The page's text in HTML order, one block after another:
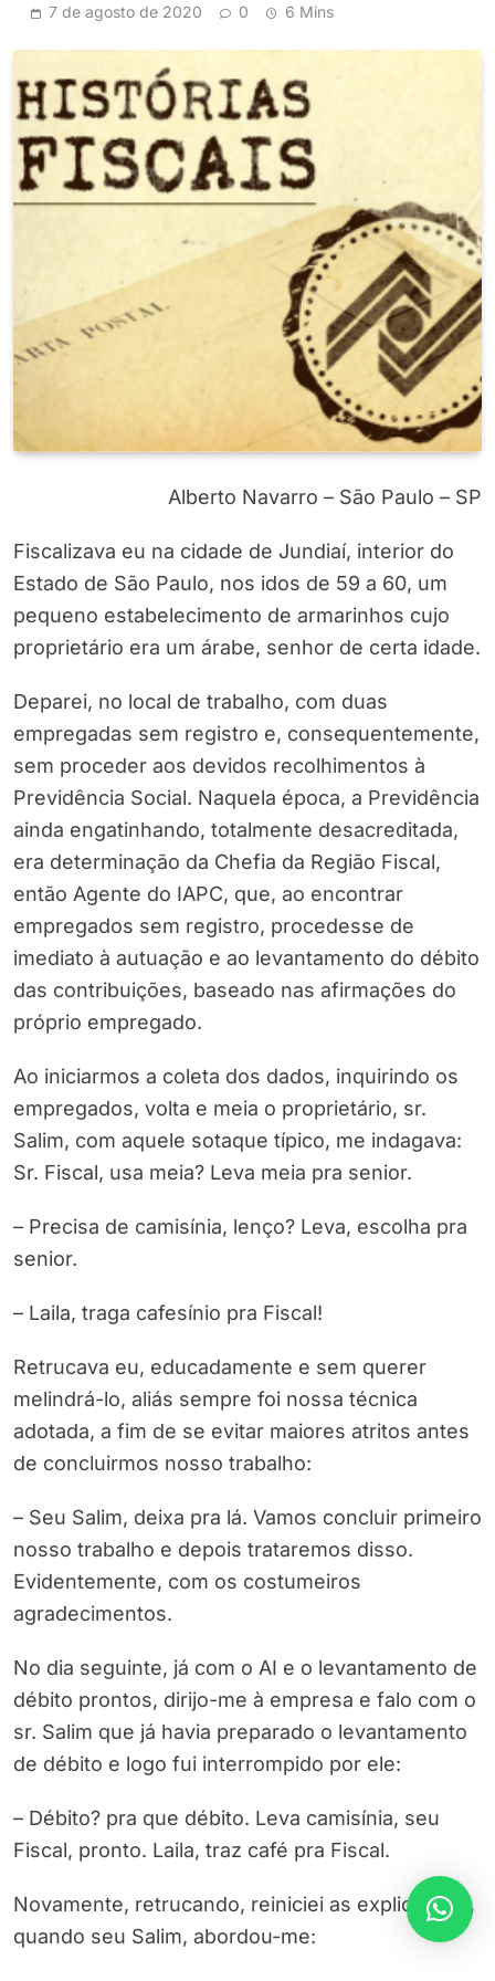
7 de agosto de 2020 0 6 Mins
Alberto Navarro – São Paulo – SP
Fiscalizava eu na cidade de Jundiaí, interior do
Estado de São Paulo, nos idos de 59 a 60, um
pequeno estabelecimento de armarinhos cujo
proprietário era um árabe, senhor de certa idade.
Deparei, no local de trabalho, com duas
empregadas sem registro e, consequentemente,
sem proceder aos devidos recolhimentos à
Previdência Social. Naquela época, a Previdência
ainda engatinhando, totalmente desacreditada,
era determinação da Chefia da Região Fiscal,
então Agente do IAPC, que, ao encontrar
empregados sem registro, procedesse de
imediato à autuação e ao levantamento do débito
das contribuições, baseado nas afirmações do
próprio empregado.
Ao iniciarmos a coleta dos dados, inquirindo os
empregados, volta e meia o proprietário, sr.
Salim, com aquele sotaque típico, me indagava:
Sr. Fiscal, usa meia? Leva meia pra senior.
– Precisa de camisínia, lenço? Leva, escolha pra
senior.
– Laila, traga cafesínio pra Fiscal!
Retrucava eu, educadamente e sem querer
melindrá-lo, aliás sempre foi nossa técnica
adotada, a fim de se evitar maiores atritos antes
de concluirmos nosso trabalho:
– Seu Salim, deixa pra lá. Vamos concluir primeiro
nosso trabalho e depois trataremos disso.
Evidentemente, com os costumeiros
agradecimentos.
No dia seguinte, já com o AI e o levantamento de
débito prontos, dirijo-me à empresa e falo com o
sr. Salim que já havia preparado o levantamento
de débito e logo fui interrompido por ele:
– Débito? pra que débito. Leva camisínia, seu
Fiscal, pronto. Laila, traz café pra Fiscal.
Novamente, retrucando, reiniciei as explicações,
quando seu Salim, abordou-me: